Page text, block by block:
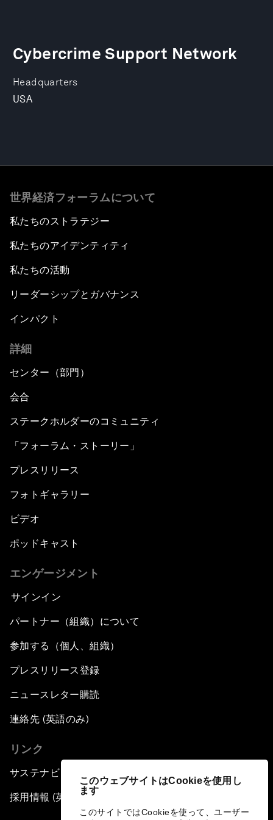
このウェブサイトはCookieを使用し
ます
このサイトではCookieを使って、ユーザー
Headquarters
USA
Cybercrime Support Network
世界経済フォーラムについて
私たちのストラテジー
私たちのアイデンティティ
私たちの活動
リーダーシップとガバナンス
インパクト
詳細
センター（部門）
会合
ステークホルダーのコミュニティ
「フォーラム・ストーリー」
プレスリリース
フォトギャラリー
ビデオ
ポッドキャスト
エンゲージメント
サインイン
パートナー（組織）について
参加する（個人、組織）
プレスリリース登録
ニュースレター購読
連絡先 (英語のみ)
リンク
サステナビリティへの取り組み
採用情報 (英語のみ)